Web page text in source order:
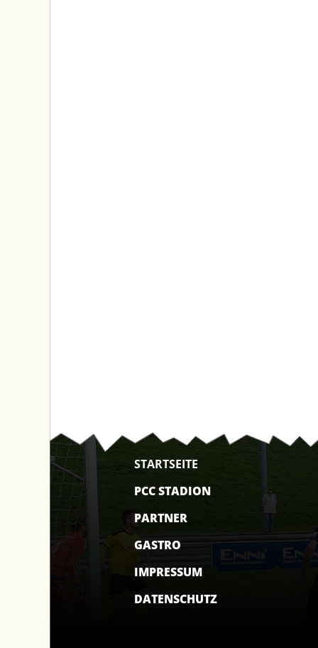
STARTSEITE
PCC STADION
PARTNER
GASTRO
IMPRESSUM
DATENSCHUTZ